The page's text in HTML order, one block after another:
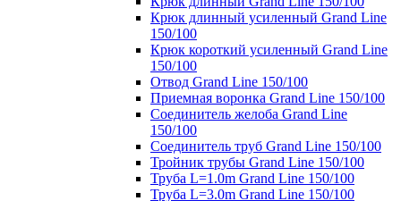
Крюк длинный усиленный Grand Line
150/100
Крюк короткий усиленный Grand Line
150/100
Отвод Grand Line 150/100
Приемная воронка Grand Line 150/100
Соединитель желоба Grand Line
150/100
Соединитель труб Grand Line 150/100
Тройник трубы Grand Line 150/100
Труба L=1.0m Grand Line 150/100
Труба L=3.0m Grand Line 150/100